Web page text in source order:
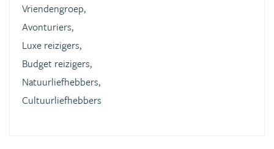
Vriendengroep,
Avonturiers,
Luxe reizigers,
Budget reizigers,
Natuurliefhebbers,
Cultuurliefhebbers